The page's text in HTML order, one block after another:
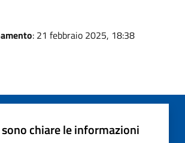
: 21 febbraio 2025, 18:38
chiare le informazioni